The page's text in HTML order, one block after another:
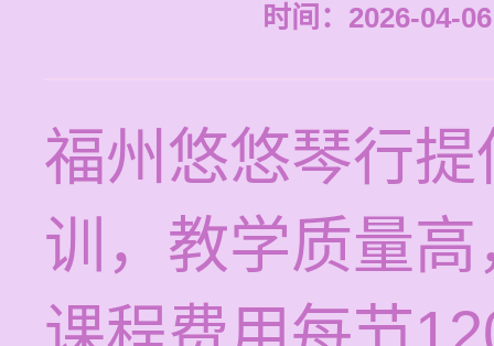
时间：2026-04-
福州悠悠琴行
训，教学质量